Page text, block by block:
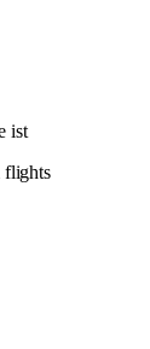
ist
flights